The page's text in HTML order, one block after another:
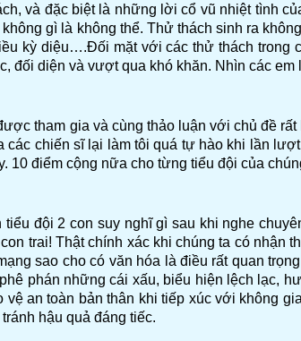
và đặc biệt là những lời cổ vũ nhiệt tình
gì là không thể. Thử thách sinh ra
kỳ diệu….Đối mặt với các thử thách trong
đối diện và vượt qua khó khăn. Nhìn các
tham gia và cùng thảo luận với chủ đề
các chiến sĩ lại làm tôi quá tự hào khi lần
10 điểm cộng nữa cho từng tiểu đội của
đội 2 con suy nghĩ gì sau khi nghe
trai! Thật chính xác khi chúng ta có nhận
sao cho có văn hóa là điều rất quan
phán những cái xấu, biểu hiện lệch lạc,
an toàn bản thân khi tiếp xúc với không
hậu quả đáng tiếc.